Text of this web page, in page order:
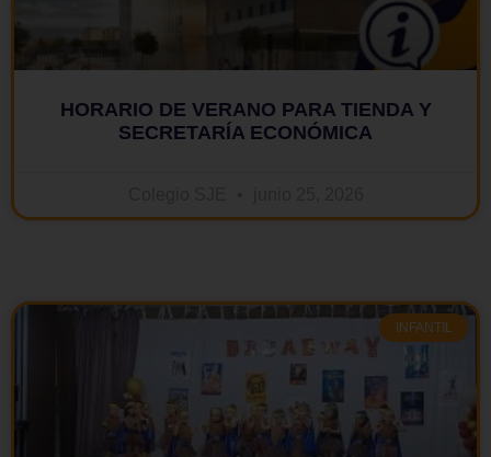
HORARIO DE VERANO PARA TIENDA Y
SECRETARÍA ECONÓMICA
INFANTIL